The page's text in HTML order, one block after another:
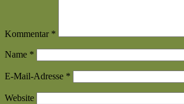
Kommentar *
Name *
E-Mail-Adresse *
Website